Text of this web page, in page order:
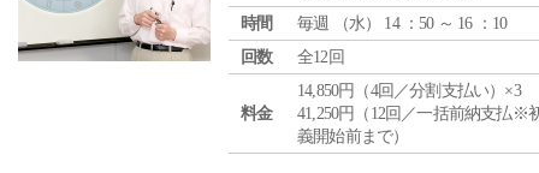
時間
毎週 （水） 14 ：50 ～ 16 ：10
回数
全12回
料金
14,850円（4回／分割支払い）×3
41,250円（12回／一括前納支払※
義開始前まで）